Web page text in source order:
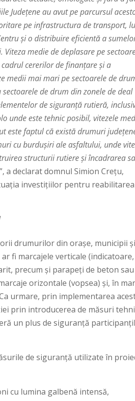
Județene au avut pe parcursul
pe infrastructura de transport,
și o distribuire eficientă a
medie de deplasare pe
cererilor de finanțare și a
medii mai mari pe sectoarele de
de drum din zonele de deal
de siguranță rutieră,
unde este tehnic posibil, vitezele
este faptul că există drumuri
cu burdușiri ale asfaltului, unde
structurii rutiere și încadrarea
”, a declarat domnul Simion Crețu,
investițiilor pentru reabilitarea
drumurilor din orașe, municipii și
fi marcajele verticale (indicatoare,
precum și parapeți de beton sau
orizontale (vopsea) și, în
urmare, prin implementarea
prin introducerea de măsuri
un plus de siguranță
de siguranță utilizate în
cu lumina galbenă intensă,